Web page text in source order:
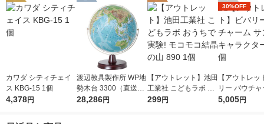
カワダ シティチェイ
ス KBG-15 1個
4,378円
渡辺教具製作所 WP地
勢木台 3300（直送
品）
28,286円
【アウトレット】池田
工業社 こどもラボ お
うちで実験! モコモコ
299円
30%OFF
【アウトレッ
リー パウチ
ンリオキャラ
5,005円